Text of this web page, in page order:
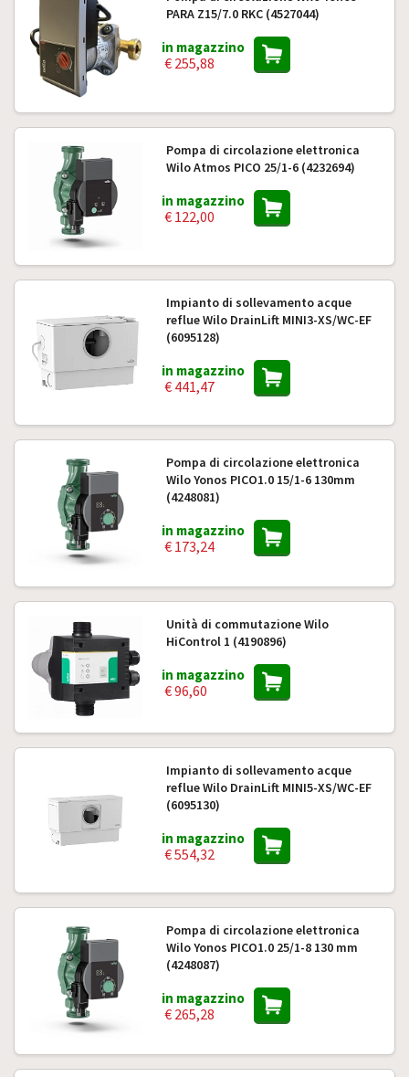
PARA Z15/7.0 RKC (4527044)
in magazzino
€ 255,88
Pompa di circolazione elettronica
Wilo Atmos PICO 25/1-6 (4232694)
in magazzino
€ 122,00
Impianto di sollevamento acque
reflue Wilo DrainLift MINI3-XS/WC-EF
(6095128)
in magazzino
€ 441,47
Pompa di circolazione elettronica
Wilo Yonos PICO1.0 15/1-6 130mm
(4248081)
in magazzino
€ 173,24
Unità di commutazione Wilo
HiControl 1 (4190896)
in magazzino
€ 96,60
Impianto di sollevamento acque
reflue Wilo DrainLift MINI5-XS/WC-EF
(6095130)
in magazzino
€ 554,32
Pompa di circolazione elettronica
Wilo Yonos PICO1.0 25/1-8 130 mm
(4248087)
in magazzino
€ 265,28